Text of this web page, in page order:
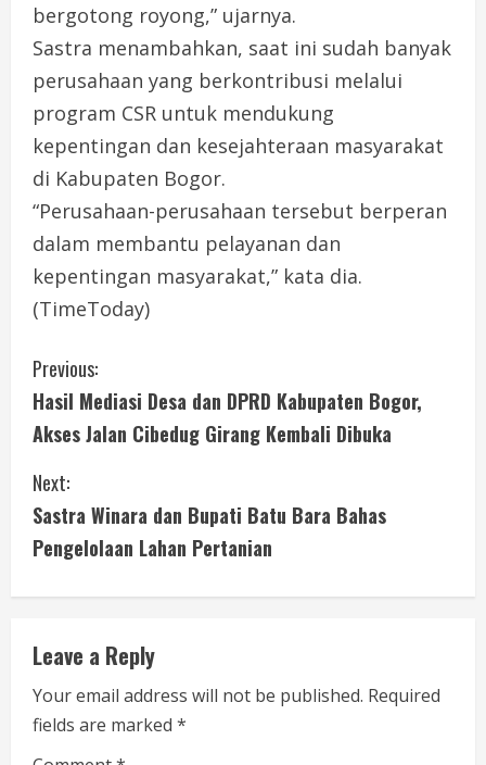
bergotong royong,” ujarnya.
Sastra menambahkan, saat ini sudah banyak
perusahaan yang berkontribusi melalui
program CSR untuk mendukung
kepentingan dan kesejahteraan masyarakat
di Kabupaten Bogor.
“Perusahaan-perusahaan tersebut berperan
dalam membantu pelayanan dan
kepentingan masyarakat,” kata dia.
(TimeToday)
C
o
n
t
i
n
u
e
R
Previous:
Hasil Mediasi Desa dan DPRD Kabupaten Bogor,
Akses Jalan Cibedug Girang Kembali Dibuka
Next:
Sastra Winara dan Bupati Batu Bara Bahas
Pengelolaan Lahan Pertanian
Leave a Reply
Your email address will not be published. Required
fields are marked *